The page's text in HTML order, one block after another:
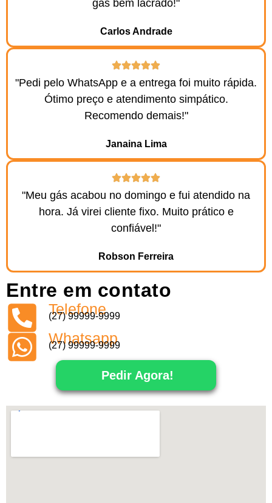
gás bem lacrado!"
Carlos Andrade
"Pedi pelo WhatsApp e a entrega foi muito rápida.
Ótimo preço e atendimento simpático.
Recomendo demais!"
Janaina Lima
"Meu gás acabou no domingo e fui atendido na
hora. Já virei cliente fixo. Muito prático e
confiável!"
Robson Ferreira
Entre em contato
Telefone
(27) 99999-9999
Whatsapp
(27) 99999-9999
Pedir Agora!